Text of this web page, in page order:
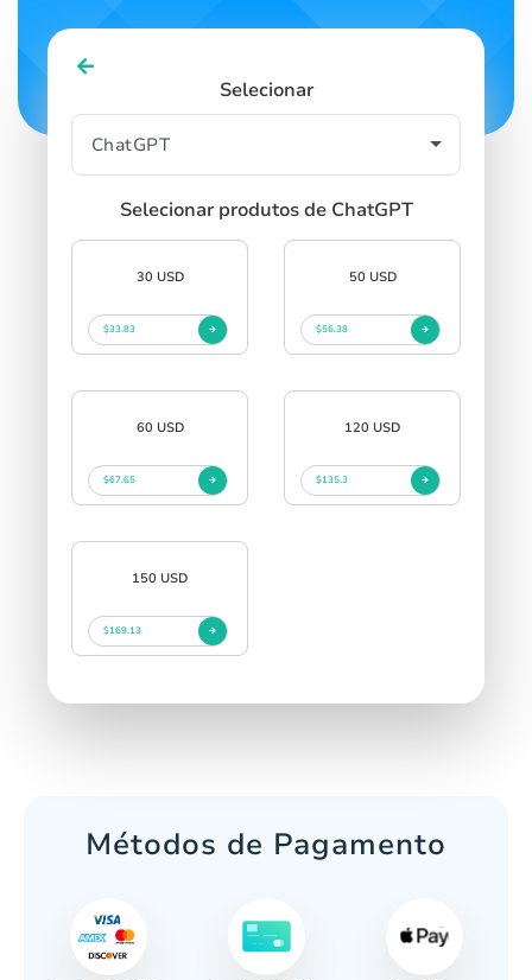
Selecionar
Selecionar produtos de ChatGPT
30 USD
$33.83
50 USD
$56.38
60 USD
$67.65
120 USD
$135.3
150 USD
$169.13
Métodos de Pagamento